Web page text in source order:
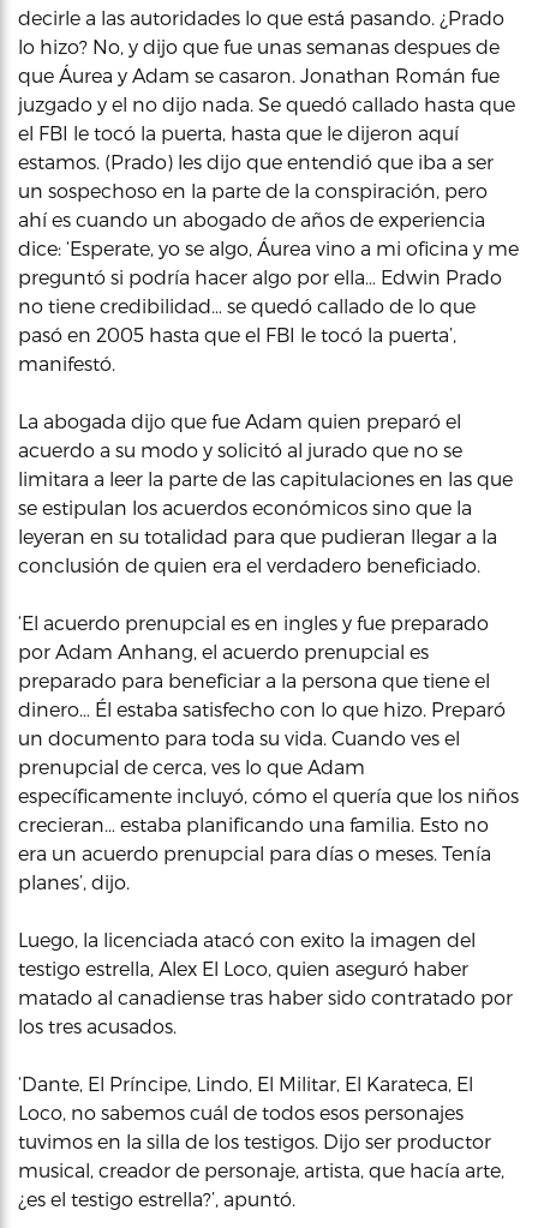
decirle a las autoridades lo que está pasando. ¿Prado
lo hizo? No, y dijo que fue unas semanas despues de
que Áurea y Adam se casaron. Jonathan Román fue
juzgado y el no dijo nada. Se quedó callado hasta que
el FBI le tocó la puerta, hasta que le dijeron aquí
estamos. (Prado) les dijo que entendió que iba a ser
un sospechoso en la parte de la conspiración, pero
ahí es cuando un abogado de años de experiencia
dice: ‘Esperate, yo se algo, Áurea vino a mi oficina y me
preguntó si podría hacer algo por ella… Edwin Prado
no tiene credibilidad… se quedó callado de lo que
pasó en 2005 hasta que el FBI le tocó la puerta’,
manifestó.
La abogada dijo que fue Adam quien preparó el
acuerdo a su modo y solicitó al jurado que no se
limitara a leer la parte de las capitulaciones en las que
se estipulan los acuerdos económicos sino que la
leyeran en su totalidad para que pudieran llegar a la
conclusión de quien era el verdadero beneficiado.
‘El acuerdo prenupcial es en ingles y fue preparado
por Adam Anhang, el acuerdo prenupcial es
preparado para beneficiar a la persona que tiene el
dinero… Él estaba satisfecho con lo que hizo. Preparó
un documento para toda su vida. Cuando ves el
prenupcial de cerca, ves lo que Adam
específicamente incluyó, cómo el quería que los niños
crecieran… estaba planificando una familia. Esto no
era un acuerdo prenupcial para días o meses. Tenía
planes’, dijo.
Luego, la licenciada atacó con exito la imagen del
testigo estrella, Alex El Loco, quien aseguró haber
matado al canadiense tras haber sido contratado por
los tres acusados.
‘Dante, El Príncipe, Lindo, El Militar, El Karateca, El
Loco, no sabemos cuál de todos esos personajes
tuvimos en la silla de los testigos. Dijo ser productor
musical, creador de personaje, artista, que hacía arte,
¿es el testigo estrella?’, apuntó.